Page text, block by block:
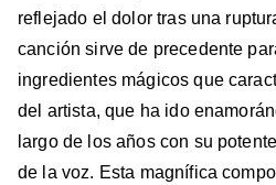
reflejado el dolor tras una
canción sirve de precedente
ingredientes mágicos que
del artista, que ha ido
largo de los años con su
de la voz. Esta magnífica